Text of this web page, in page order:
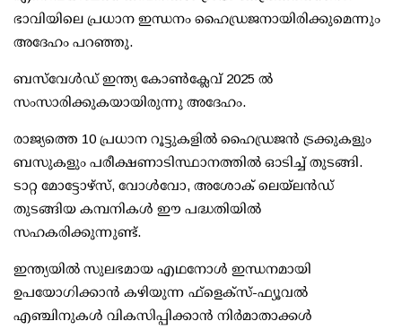
ഭാവിയിലെ പ്രധാന ഇന്ധനം ഹൈഡ്രജനായിരിക്കുമെന്നും
അദേഹം പറഞ്ഞു.
ബസ്‌വേള്‍ഡ് ഇന്ത്യ കോണ്‍ക്ലേവ് 2025 ല്‍
സംസാരിക്കുകയായിരുന്നു അദേഹം.
രാജ്യത്തെ 10 പ്രധാന റൂട്ടുകളില്‍ ഹൈഡ്രജന്‍ ട്രക്കുകളും
ബസുകളും പരീക്ഷണാടിസ്ഥാനത്തില്‍ ഓടിച്ച് തുടങ്ങി.
ടാറ്റ മോട്ടോഴ്‌സ്, വോള്‍വോ, അശോക് ലെയ്‌ലന്‍ഡ്
തുടങ്ങിയ കമ്പനികള്‍ ഈ പദ്ധതിയില്‍
സഹകരിക്കുന്നുണ്ട്.
ഇന്ത്യയില്‍ സുലഭമായ എഥനോള്‍ ഇന്ധനമായി
ഉപയോഗിക്കാന്‍ കഴിയുന്ന ഫ്ളെക്സ്-ഫ്യൂവല്‍
എഞ്ചിനുകള്‍ വികസിപ്പിക്കാന്‍ നിര്‍മാതാക്കള്‍